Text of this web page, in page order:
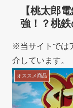
【桃太郎
強！？桃鉄
※当サイトでは
介しています。
オススメ商品